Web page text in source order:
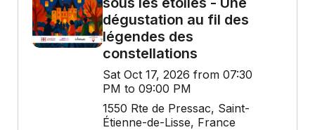
dégustation au fil des
légendes des
constellations
Sat Oct 17, 2026 from 07:30
PM to 09:00 PM
1550 Rte de Pressac, Saint-
Étienne-de-Lisse, France